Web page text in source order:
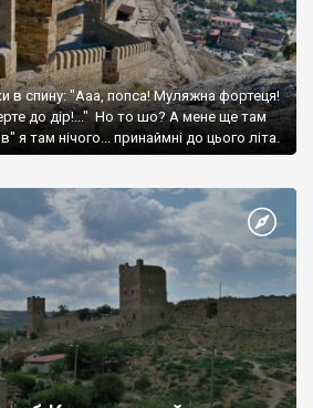
в спину: "Ааа, попса! Муляжна фортеця!
до дір!..." Но то шо? А мене ще там
я там нічого... принаймні до цього літа.